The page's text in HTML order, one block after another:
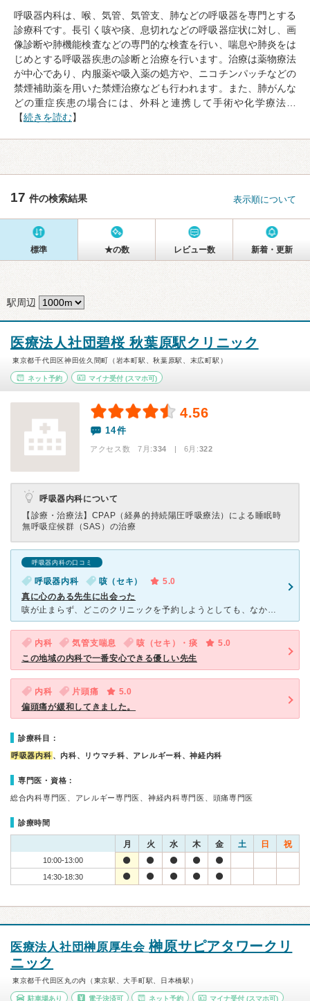
呼吸器内科は、喉、気管、気管支、肺などの呼吸器を専門とする
診療科です。長引く咳や痰、息切れなどの呼吸器症状に対し、画
像診断や肺機能検査などの専門的な検査を行い、喘息や肺炎をは
じめとする呼吸器疾患の診断と治療を行います。治療は薬物療法
が中心であり、内服薬や吸入薬の処方や、ニコチンパッチなどの
禁煙補助薬を用いた禁煙治療なども行われます。また、肺がんな
どの重症疾患の場合には、外科と連携して手術や化学療法…
【続きを読む】
17 件の検索結果 表示順について
標準 ★の数 レビュー数 新着・更新
駅周辺
医療法人社団碧桜 秋葉原駅クリニック
東京都千代田区神田佐久間町（岩本町駅、秋葉原駅、末広町駅）
ネット予約 マイナ受付(スマホ可)
4.56
14件
アクセス数 7月:334 | 6月:322
呼吸器内科について
【診療・治療法】 CPAP（経鼻的持続陽圧呼吸療法）による睡眠時
無呼吸症候群（SAS）の治療
呼吸器内科の口コミ
呼吸器内科 咳（セキ）
5.0
真に心のある先生に出会った
咳が止まらず、どこのクリニックを予約しようとしても、なかなか直ぐには無理。でも、何週間も眠れないくらいにに辛くてへとへとでした。 やっと受診が出来たクリニックでした。 35年くらい医療に携わる仕事
内科 気管支喘息 咳（セキ）・痰
5.0
この地域の内科で一番安心できる優しい先生
内科 片頭痛
5.0
偏頭痛が緩和してきました。
診療科目：
呼吸器内科 、内科、リウマチ科、アレルギー科、神経内科
専門医・資格：
総合内科専門医、アレルギー専門医、神経内科専門医、頭痛専門医
診療時間
月 火 水 木 金 土 日 祝
10:00-13:00
14:30-18:30
医療法人社団榊原厚生会榊原サピアタワークリ
ニック
東京都千代田区丸の内（東京駅、大手町駅、日本橋駅）
駐車場あり 電子決済可 ネット予約 マイナ受付 (スマホ可)